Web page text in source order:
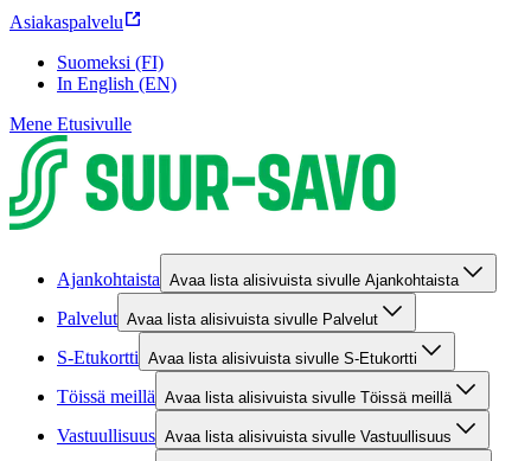
Asiakaspalvelu
Suomeksi (FI)
In English (EN)
Mene Etusivulle
Ajankohtaista Avaa lista alisivuista sivulle Ajankohtaista
Palvelut Avaa lista alisivuista sivulle Palvelut
S-Etukortti Avaa lista alisivuista sivulle S-Etukortti
Töissä meillä Avaa lista alisivuista sivulle Töissä meillä
Vastuullisuus Avaa lista alisivuista sivulle Vastuullisuus